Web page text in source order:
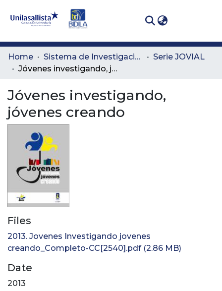
Communities
& Collections
All of DSpace
Statistics
Home Sistema de Investigación Lasallista
Serie JOVIAL
Jóvenes investigando, jóvenes creando
Jóvenes investigando,
jóvenes creando
Files
2013. Jovenes Investigando jovenes
creando_Completo-CC[2540].pdf(2.86 MB)
Date
2013